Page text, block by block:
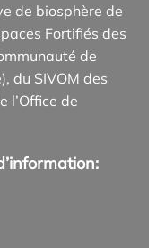
de biosphère de
Fortifiés des
de
du SIVOM des
l’Office de